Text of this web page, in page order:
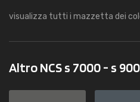
visualizza tutti i mazzetta dei
Altro NCS s 7000 - s